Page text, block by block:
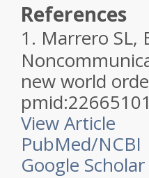
References
1. Marrero SL,
new world
pmid:22665101
View Article
PubMed/NCBI
Google Scholar